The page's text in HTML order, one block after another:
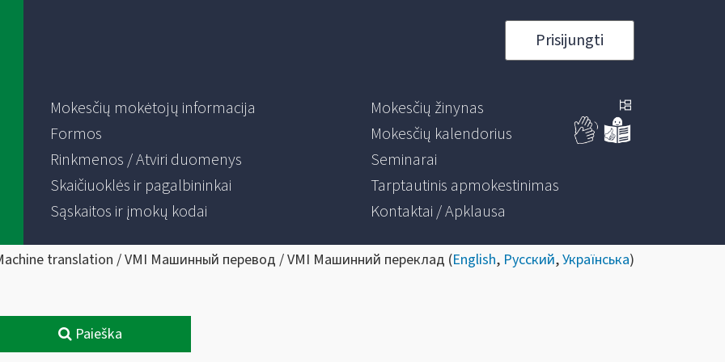
Prisijungti
Mokesčių mokėtojų informacija
Formos
Rinkmenos / Atviri duomenys
Skaičiuoklės ir pagalbininkai
Sąskaitos ir įmokų kodai
Mokesčių žinynas
Mokesčių kalendorius
Seminarai
Tarptautinis apmokestinimas
Kontaktai / Apklausa
translation / VMI Машинный перевод / VMI Машинний переклад (English, Русский,Українська)
Paieška